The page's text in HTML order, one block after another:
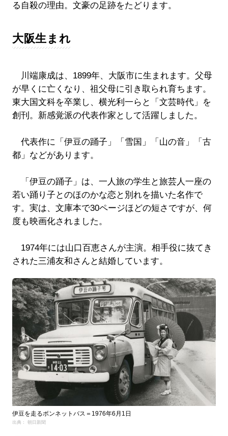
る自殺の理由。文豪の足跡をたどります。
大阪生まれ
川端康成は、1899年、大阪市に生まれます。父母
が早くに亡くなり、祖父母に引き取られ育ちます。
東大国文科を卒業し、横光利一らと「文芸時代」を
創刊。新感覚派の代表作家として活躍しました。
代表作に「伊豆の踊子」「雪国」「山の音」「古
都」などがあります。
「伊豆の踊子」は、一人旅の学生と旅芸人一座の
若い踊り子とのほのかな恋と別れを描いた名作で
す。実は、文庫本で30ページほどの短さですが、何
度も映画化されました。
1974年には山口百恵さんが主演。相手役に抜てき
された三浦友和さんと結婚しています。
伊豆を走るボンネットバス＝1976年6月1日
出典： 朝日新聞